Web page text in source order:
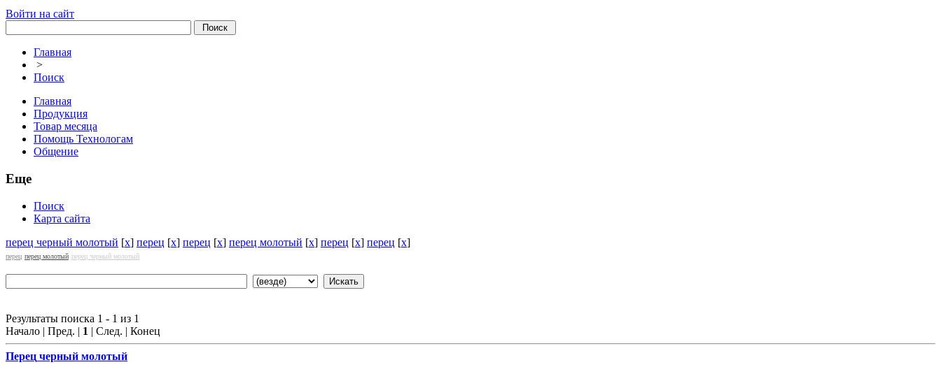
Войти на сайт
Главная
>
Поиск
Главная
Продукция
Товар месяца
Помощь Технологам
Общение
Еще
Поиск
Карта сайта
перец черный молотый [x] перец [x] перец [x] перец молотый [x] перец [x] перец [x]
перец перец молотый перец черный молотый
Результаты поиска 1 - 1 из 1
Начало | Пред. | 1 | След. | Конец
Перец черный молотый